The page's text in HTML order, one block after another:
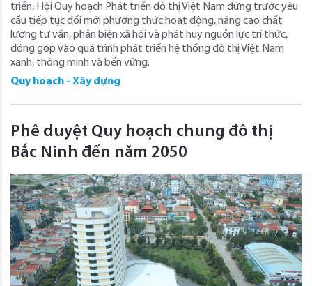
triển, Hội Quy hoạch Phát triển đô thị Việt Nam đứng trước yêu
cầu tiếp tục đổi mới phương thức hoạt động, nâng cao chất
lượng tư vấn, phản biện xã hội và phát huy nguồn lực trí thức,
đóng góp vào quá trình phát triển hệ thống đô thị Việt Nam
xanh, thông minh và bền vững.
Quy hoạch - Xây dựng
Phê duyệt Quy hoạch chung đô thị
Bắc Ninh đến năm 2050